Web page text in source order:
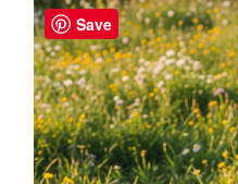
Save